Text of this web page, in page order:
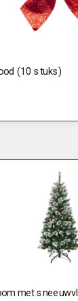
(10 stuks)
met